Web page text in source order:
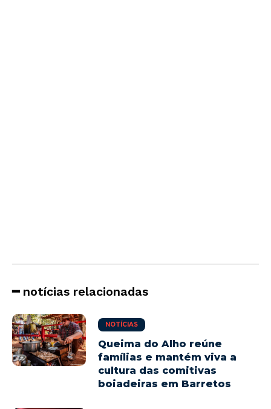
━ notícias relacionadas
NOTÍCIAS
Queima do Alho reúne
famílias e mantém viva a
cultura das comitivas
boiadeiras em Barretos